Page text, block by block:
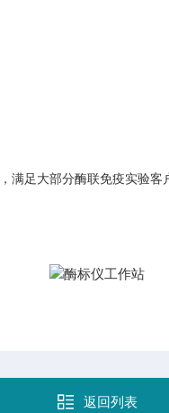
满足大部分酶联免疫实验
返回列表